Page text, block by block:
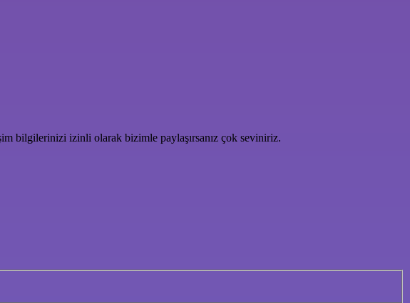
bilgilerinizi izinli olarak bizimle paylaşırsanız çok seviniriz.